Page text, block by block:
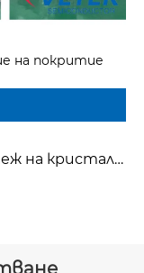
на покритие
на кристали